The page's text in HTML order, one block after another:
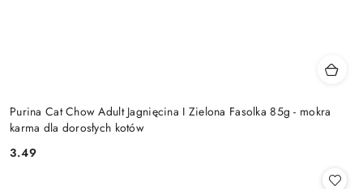
Purina Cat Chow Adult Jagnięcina I Zielona Fasolka 85g - mokra
karma dla dorosłych kotów
Cena:
3.49